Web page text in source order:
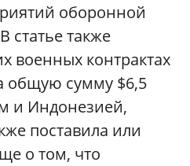
оборонной
также
военных контрактах
общую сумму $6,5
и Индонезией,
поставила или
о том, что